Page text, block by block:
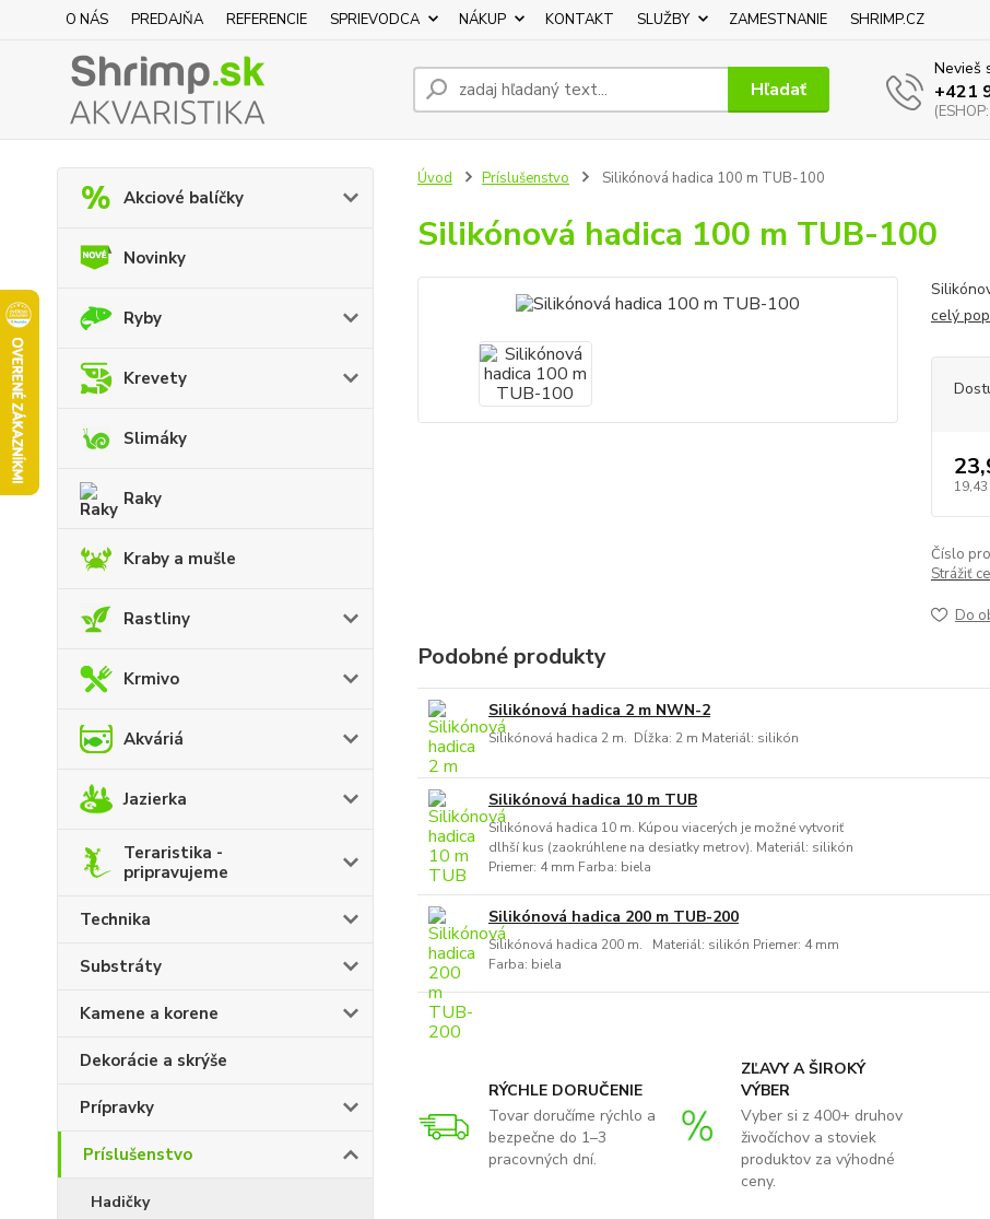
O NÁS PREDAJŇA REFERENCIE SPRIEVODCA NÁKUP KONTAKT SLUŽBY ZAMESTNANIE SHRIMP.CZ
Hľadať
Nevieš
+421
Akciové balíčky
Novinky
Ryby
Krevety
Slimáky
Raky
Kraby a mušle
Rastliny
Krmivo
Akváriá
Jazierka
Teraristika -
pripravujeme
Technika
Substráty
Kamene a korene
Dekorácie a skrýše
Prípravky
Príslušenstvo
Hadičky
Úvod Príslušenstvo Silikónová hadica 100 m TUB-100
Silikónová hadica 100 m TUB-100
celý
Číslo
Strážiť
Do
Podobné produkty
Silikónová hadica 2 m NWN-2
Silikónová hadica 2 m. Dĺžka: 2 m Materiál: silikón
Silikónová hadica 10 m TUB
Silikónová hadica 10 m. Kúpou viacerých je možné vytvoriť
dlhší kus (zaokrúhlene na desiatky metrov). Materiál: silikón
Priemer: 4 mm Farba: biela
Silikónová hadica 200 m TUB-200
Silikónová hadica 200 m. Materiál: silikón Priemer: 4 mm
Farba: biela
RÝCHLE DORUČENIE
Tovar doručíme rýchlo a
bezpečne do 1–3
pracovných dní.
ZĽAVY A ŠIROKÝ
VÝBER
Vyber si z 400+ druhov
živočíchov a stoviek
produktov za výhodné
ceny.